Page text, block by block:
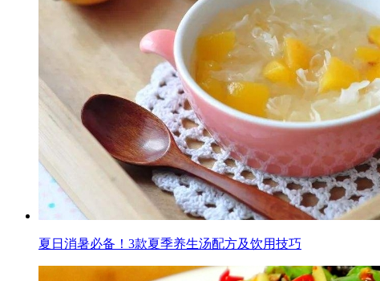
夏日消暑必备！3款夏季养生汤配方及饮用技巧